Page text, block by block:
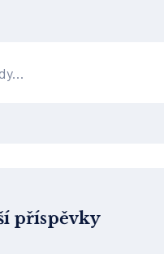
příspěvky